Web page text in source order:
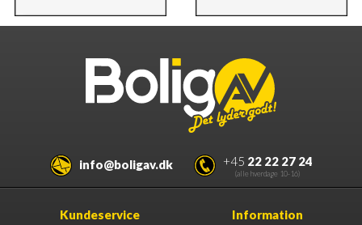
info@boligav.dk +45 22 22 27 24
(alle hverdage 10-16)
Kundeservice
Information